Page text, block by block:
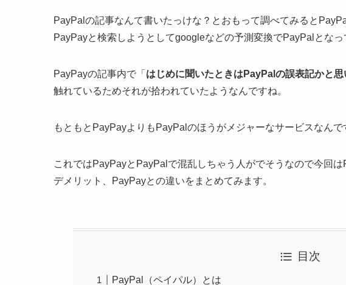
PayPalの記事なんて書いたっけな？とおもって調べてみると
PayPayと検索しようとしてgoogleなどの予測変換でPayPalとなっ
PayPayの記事内で「 はじめに聞いたときはPayPalの誤表記かと思
触れているためそれが拾われていたようなんですね。
もともとPayPayよりもPayPalのほうがメジャーなサービスなんで
これではPayPayとPayPalで混乱しちゃう人がでそうなので今回
デメリット、PayPayとの違いをまとめてみます。
目次
PayPal（ペイパル）とは